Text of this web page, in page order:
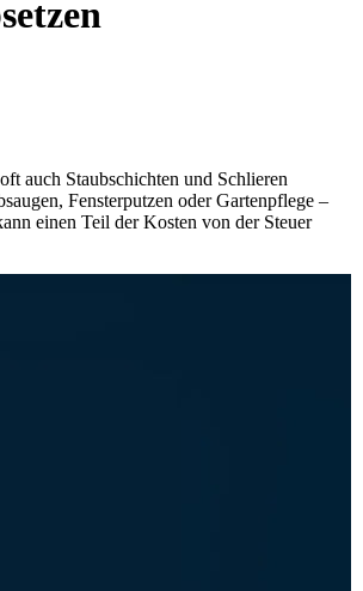
auch Staubschichten und Schlieren
Fensterputzen oder Gartenpflege –
einen Teil der Kosten von der Steuer